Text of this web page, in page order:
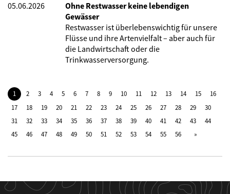
05.06.2026
Ohne Restwasser keine lebendigen
Gewässer
Restwasser ist überlebenswichtig für unsere
Flüsse und ihre Artenvielfalt – aber auch für
die Landwirtschaft oder die
Trinkwasserversorgung.
1 2 3 4 5 6 7 8 9 10 11 12 13 14 15
16
17
18 19 20 21 22 23 24 25 26 27 28 29
30
31
32 33 34 35 36 37 38 39 40 41 42 43
44
45
46 47 48 49 50 51 52 53 54 55 56